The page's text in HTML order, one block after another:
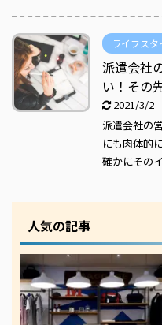
ライフスタ
派遣会社
い！その
2021/3/2
派遣会社の
にも肉体的
確かにその
人気の記事